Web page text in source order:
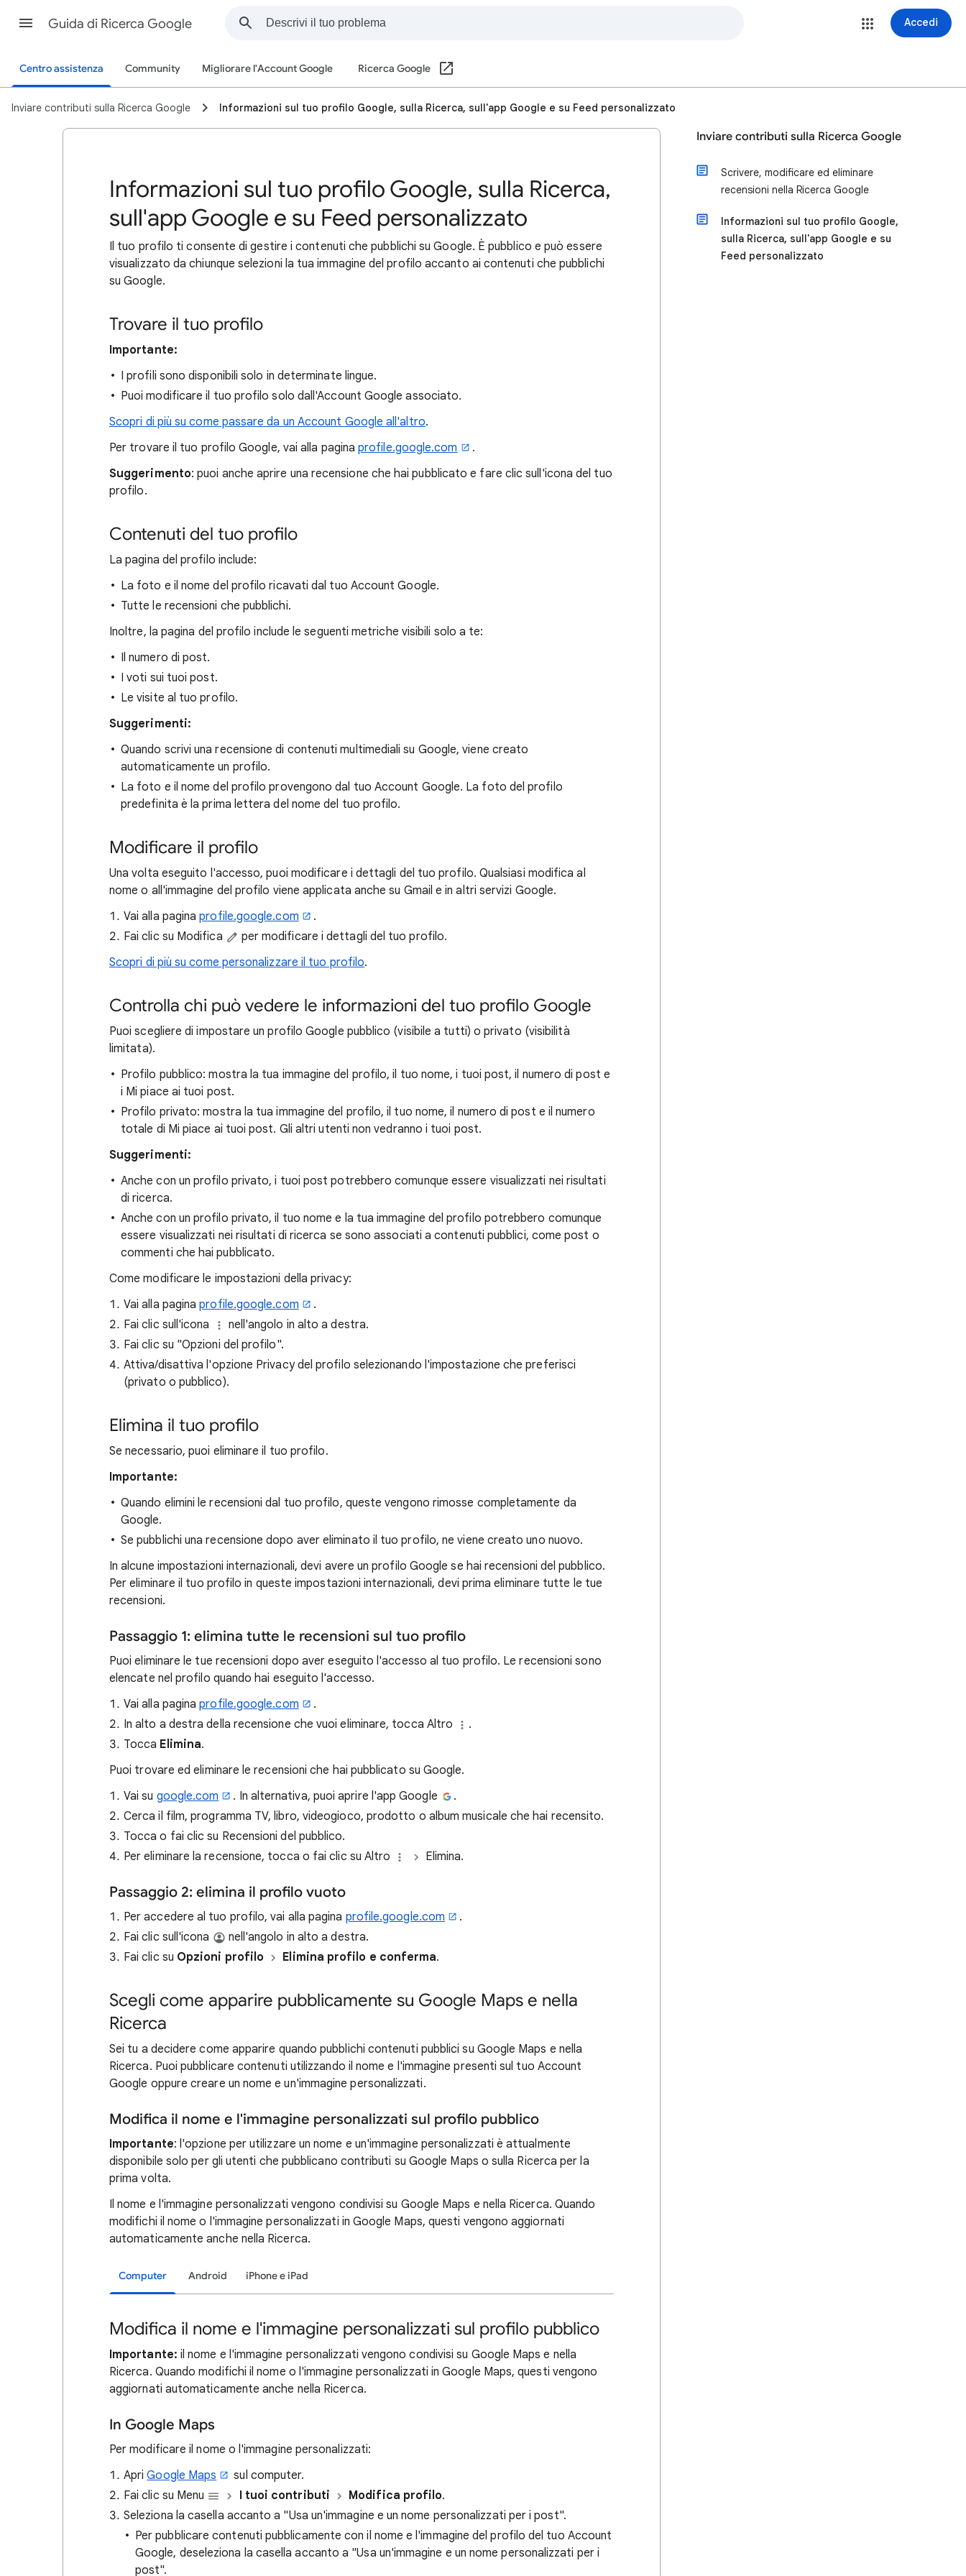
Guida di Ricerca Google Accedi
Centro assistenza Community Migliorare l'Account Google Ricerca Google
Inviare contributi sulla Ricerca Google Informazioni sul tuo profilo Google, sulla Ricerca, sull'app Google e su Feed personalizzato
Informazioni sul tuo profilo Google, sulla Ricerca,
sull'app Google e su Feed personalizzato
Il tuo profilo ti consente di gestire i contenuti che pubblichi su Google. È pubblico e può essere
visualizzato da chiunque selezioni la tua immagine del profilo accanto ai contenuti che pubblichi
su Google.
Trovare il tuo profilo
Importante:
I profili sono disponibili solo in determinate lingue.
Puoi modificare il tuo profilo solo dall'Account Google associato.
Scopri di più su come passare da un Account Google all'altro.
Per trovare il tuo profilo Google, vai alla paginaprofile.google.com
.
Suggerimento: puoi anche aprire una recensione che hai pubblicato e fare clic sull'icona del tuo
profilo.
Contenuti del tuo profilo
La pagina del profilo include:
La foto e il nome del profilo ricavati dal tuo Account Google.
Tutte le recensioni che pubblichi.
Inoltre, la pagina del profilo include le seguenti metriche visibili solo a te:
Il numero di post.
I voti sui tuoi post.
Le visite al tuo profilo.
Suggerimenti:
Quando scrivi una recensione di contenuti multimediali su Google, viene creato
automaticamente un profilo.
La foto e il nome del profilo provengono dal tuo Account Google. La foto del profilo
predefinita è la prima lettera del nome del tuo profilo.
Modificare il profilo
Una volta eseguito l'accesso, puoi modificare i dettagli del tuo profilo. Qualsiasi modifica al
nome o all'immagine del profilo viene applicata anche su Gmail e in altri servizi Google.
Vai alla paginaprofile.google.com
.
Fai clic su Modifica
per modificare i dettagli del tuo profilo.
Scopri di più su come personalizzare il tuo profilo.
Controlla chi può vedere le informazioni del tuo profilo Google
Puoi scegliere di impostare un profilo Google pubblico (visibile a tutti) o privato (visibilità
limitata).
Profilo pubblico: mostra la tua immagine del profilo, il tuo nome, i tuoi post, il numero di post e
i Mi piace ai tuoi post.
Profilo privato: mostra la tua immagine del profilo, il tuo nome, il numero di post e il numero
totale di Mi piace ai tuoi post. Gli altri utenti non vedranno i tuoi post.
Suggerimenti:
Anche con un profilo privato, i tuoi post potrebbero comunque essere visualizzati nei risultati
di ricerca.
Anche con un profilo privato, il tuo nome e la tua immagine del profilo potrebbero comunque
essere visualizzati nei risultati di ricerca se sono associati a contenuti pubblici, come post o
commenti che hai pubblicato.
Come modificare le impostazioni della privacy:
Vai alla paginaprofile.google.com
.
Fai clic sull'icona
nell'angolo in alto a destra.
Fai clic su "Opzioni del profilo".
Attiva/disattiva l'opzione Privacy del profilo selezionando l'impostazione che preferisci
(privato o pubblico).
Elimina il tuo profilo
Se necessario, puoi eliminare il tuo profilo.
Importante:
Quando elimini le recensioni dal tuo profilo, queste vengono rimosse completamente da
Google.
Se pubblichi una recensione dopo aver eliminato il tuo profilo, ne viene creato uno nuovo.
In alcune impostazioni internazionali, devi avere un profilo Google se hai recensioni del pubblico.
Per eliminare il tuo profilo in queste impostazioni internazionali, devi prima eliminare tutte le tue
recensioni.
Passaggio 1: elimina tutte le recensioni sul tuo profilo
Puoi eliminare le tue recensioni dopo aver eseguito l'accesso al tuo profilo. Le recensioni sono
elencate nel profilo quando hai eseguito l'accesso.
Vai alla paginaprofile.google.com
.
In alto a destra della recensione che vuoi eliminare, tocca Altro
.
Tocca Elimina.
Puoi trovare ed eliminare le recensioni che hai pubblicato su Google.
Vai su google.com . In alternativa, puoi aprire l'app Google
.
Cerca il film, programma TV, libro, videogioco, prodotto o album musicale che hai recensito.
Tocca o fai clic su Recensioni del pubblico.
Per eliminare la recensione, tocca o fai clic su Altro
Elimina.
Passaggio 2: elimina il profilo vuoto
Per accedere al tuo profilo, vai alla pagina profile.google.com
.
Fai clic sull'icona
nell'angolo in alto a destra.
Fai clic su Opzioni profilo Elimina profilo e conferma.
Scegli come apparire pubblicamente su Google Maps e nella
Ricerca
Sei tu a decidere come apparire quando pubblichi contenuti pubblici su Google Maps e nella
Ricerca. Puoi pubblicare contenuti utilizzando il nome e l'immagine presenti sul tuo Account
Google oppure creare un nome e un'immagine personalizzati.
Modifica il nome e l'immagine personalizzati sul profilo pubblico
Importante: l'opzione per utilizzare un nome e un'immagine personalizzati è attualmente
disponibile solo per gli utenti che pubblicano contributi su Google Maps o sulla Ricerca per la
prima volta.
Il nome e l'immagine personalizzati vengono condivisi su Google Maps e nella Ricerca. Quando
modifichi il nome o l'immagine personalizzati in Google Maps, questi vengono aggiornati
automaticamente anche nella Ricerca.
Computer Android iPhone e iPad
Modifica il nome e l'immagine personalizzati sul profilo pubblico
Importante: il nome e l'immagine personalizzati vengono condivisi su Google Maps e nella
Ricerca. Quando modifichi il nome o l'immagine personalizzati in Google Maps, questi vengono
aggiornati automaticamente anche nella Ricerca.
In Google Maps
Per modificare il nome o l'immagine personalizzati:
ApriGoogle Maps
sul computer.
Fai clic su Menu
I tuoi contributi Modifica profilo.
Seleziona la casella accanto a "Usa un'immagine e un nome personalizzati per i post".
Per pubblicare contenuti pubblicamente con il nome e l'immagine del profilo del tuo Account
Google, deseleziona la casella accanto a "Usa un'immagine e un nome personalizzati per i
post".
Inviare contributi sulla Ricerca Google
Scrivere, modificare ed eliminare
recensioni nella Ricerca Google
Informazioni sul tuo profilo Google,
sulla Ricerca, sull'app Google e su
Feed personalizzato